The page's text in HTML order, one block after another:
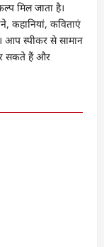
मिल जाता है।
कहानियां, कविताएं
आप स्पीकर से सामान
सकते हैं और